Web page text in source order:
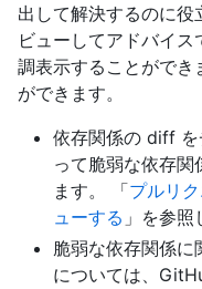
出して解決するのに役
ビューしてアドバイ
調表示することができ
ができます。
依存関係の diff
って脆弱な依存関
ます。 「プルリ
ューする 」を参照
脆弱な依存関係に
については、